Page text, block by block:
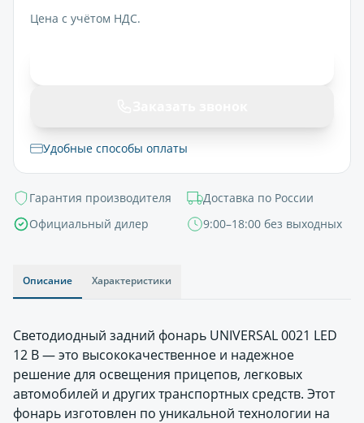
Цена с учётом НДС.
Удобные способы оплаты
Гарантия производителя
Доставка по России
Официальный дилер
9:00–18:00 без выходных
Описание Характеристики
Светодиодный задний фонарь UNIVERSAL 0021 LED
12 В — это высококачественное и надежное
решение для освещения прицепов, легковых
автомобилей и других транспортных средств. Этот
фонарь изготовлен по уникальной технологии на